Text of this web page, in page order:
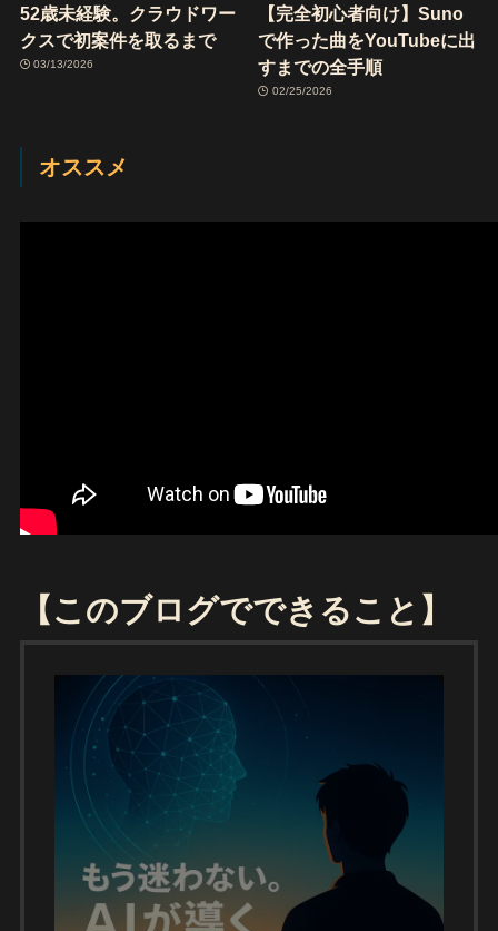
52歳未経験。クラウドワー
クスで初案件を取るまで
03/13/2026
【完全初心者向け】Suno
で作った曲をYouTubeに出
すまでの全手順
02/25/2026
オススメ
【このブログでできること】